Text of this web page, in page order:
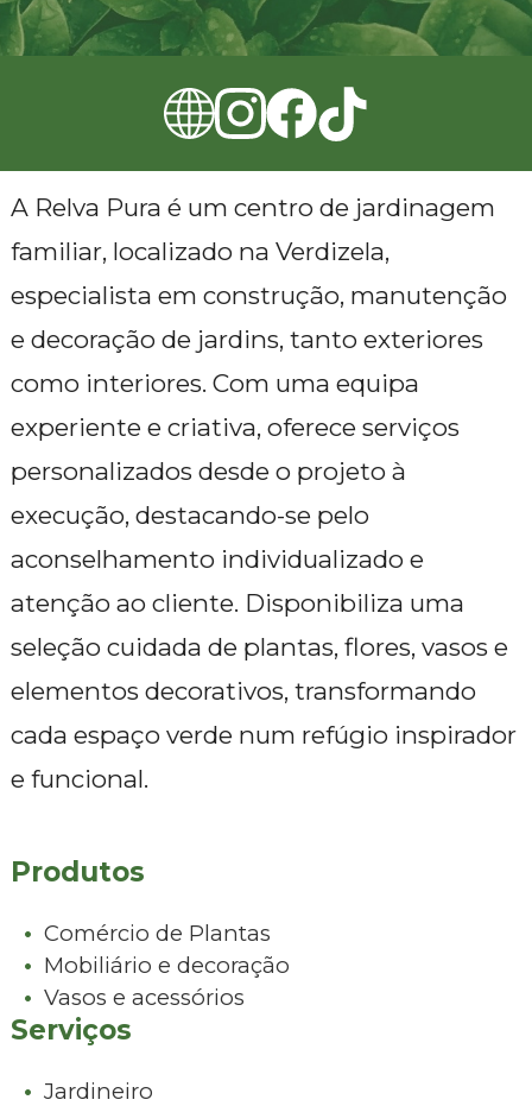
A Relva Pura é um centro de jardinagem
familiar, localizado na Verdizela,
especialista em construção, manutenção
e decoração de jardins, tanto exteriores
como interiores. Com uma equipa
experiente e criativa, oferece serviços
personalizados desde o projeto à
execução, destacando-se pelo
aconselhamento individualizado e
atenção ao cliente. Disponibiliza uma
seleção cuidada de plantas, flores, vasos e
elementos decorativos, transformando
cada espaço verde num refúgio inspirador
e funcional.
Produtos
Comércio de Plantas
Mobiliário e decoração
Vasos e acessórios
Serviços
Jardineiro